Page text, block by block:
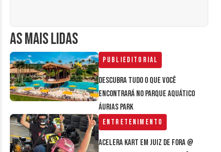
AS MAIS LIDAS
Publieditorial
Descubra tudo o que você
encontrará no parque aquático
Áurias Park
Entretenimento
Acelera Kart em Juiz de Fora @